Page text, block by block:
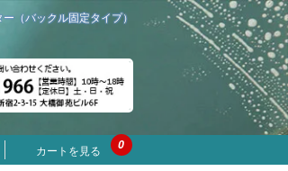
（バックル固定タイプ）
カートを見る 0